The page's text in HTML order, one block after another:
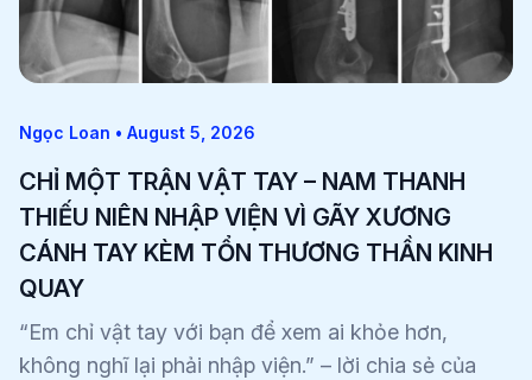
Ngọc Loan • August 5, 2026
CHỈ MỘT TRẬN VẬT TAY – NAM THANH
THIẾU NIÊN NHẬP VIỆN VÌ GÃY XƯƠNG
CÁNH TAY KÈM TỔN THƯƠNG THẦN KINH
QUAY
“Em chỉ vật tay với bạn để xem ai khỏe hơn,
không nghĩ lại phải nhập viện.” – lời chia sẻ của